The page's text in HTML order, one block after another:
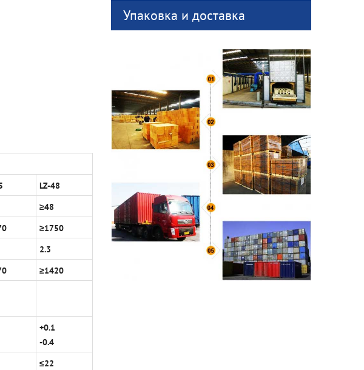
LZ-48
≥48
≥1750
2.3
≥1420
+0.1
-0.4
≤22
Упаковка и доставка